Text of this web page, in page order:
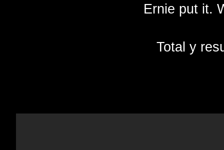
Ernie put it.
Total y